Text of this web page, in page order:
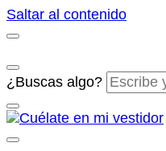
Saltar al contenido
¿Buscas algo?
Cuélate en mi vestidor